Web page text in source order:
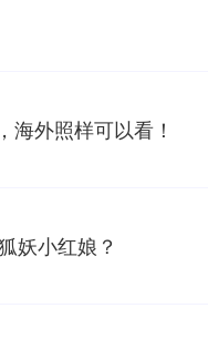
海外照样可以看！
妖小红娘？